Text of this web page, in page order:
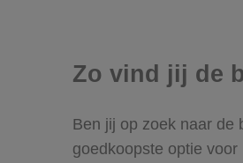
Zo vind jij de
Ben jij op zoek naar de
goedkoopste optie